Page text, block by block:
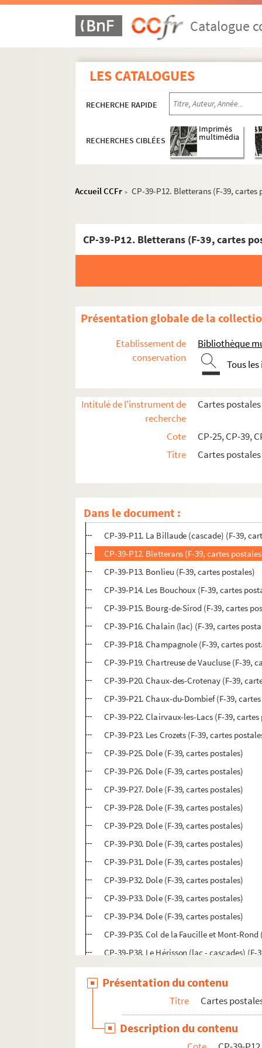
Catalogue
LES CATALOGUES
RECHERCHE RAPIDE
RECHERCHES CIBLÉES
Imprimés
multimédia
Accueil CCFr > CP-39-P12. Bletterans (F-39, cartes
CP-39-P12. Bletterans (F-39, cartes
Présentation globale de la
Etablissement de
conservation
Bibliothèque
Tous
Intitulé de l'instrument de
recherche
Cartes
Cote
CP-25, CP-39,
Titre
Cartes
Dans le document :
Cartes postales anciennes du Jura (39)
CP-39-P1. Abbaye de Grandvaux (lac) (F-
CP-39-P2. Acey (abbaye) (F-39, cartes
CP-39-P4. Antre (lac) (F-39, cartes postales)
CP-39-P6. Arinthod (F-39, cartes postales)
CP-39-P7. Balanod (F-39, cartes postales)
CP-39-P8. Baume-les-Messieurs (F-39,
CP-39-P9. Baume-les-Messieurs (F-39,
CP-39-P10. Beaufort (F-39, cartes postales)
CP-39-P11. La Billaude (cascade) (F-39,
CP-39-P12. Bletterans (F-39, cartes
CP-39-P13. Bonlieu (F-39, cartes postales)
CP-39-P14. Les Bouchoux (F-39, cartes
CP-39-P15. Bourg-de-Sirod (F-39, cartes
CP-39-P16. Chalain (lac) (F-39, cartes
CP-39-P18. Champagnole (F-39, cartes
CP-39-P19. Chartreuse de Vaucluse (F-39,
CP-39-P20. Chaux-des-Crotenay (F-39,
CP-39-P21. Chaux-du-Dombief (F-39,
CP-39-P22. Clairvaux-les-Lacs (F-39,
CP-39-P23. Les Crozets (F-39, cartes
CP-39-P25. Dole (F-39, cartes postales)
CP-39-P26. Dole (F-39, cartes postales)
CP-39-P27. Dole (F-39, cartes postales)
CP-39-P28. Dole (F-39, cartes postales)
CP-39-P29. Dole (F-39, cartes postales)
CP-39-P30. Dole (F-39, cartes postales)
CP-39-P31. Dole (F-39, cartes postales)
CP-39-P32. Dole (F-39, cartes postales)
CP-39-P33. Dole (F-39, cartes postales)
CP-39-P34. Dole (F-39, cartes postales)
CP-39-P35. Col de la Faucille et Mont-
CP-39-P38. Le Hérisson (lac - cascades)
CP-39-P42. Lons-le-Saunier (F-39, cartes
CP-39-P43. Lons-le-Saunier (F-39, cartes
CP-39-P44. Lons-le-Saunier (F-39, cartes
CP-39-P45. Lons-le-Saunier (F-39, cartes
CP-39-P46. Lons-le-Saunier (F-39, cartes
Présentation du contenu
Titre Cartes
Description du contenu